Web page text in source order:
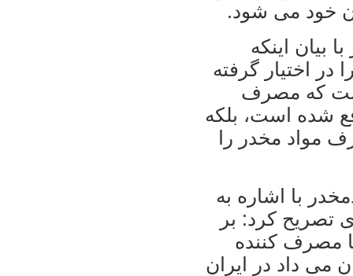
خود می شود.
بیان اینکه
اختیار گرفته
که مصرف
شده است، بلکه
مواد مخدر را
با اشاره به
تصریح کرد: بر
در دنیا مصرف کننده
و آمارهای سال 86 نشان می داد در ایران